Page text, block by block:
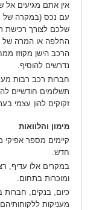
אין אתם מגיעים אל
עם נכס (במקרה של
שלכם לצורך רכישת
החלפה או המרה של
הרכב הישן מקוזז
נדרשים להוסיף.
חברות רכב רבות
תשלומים חודשיים
זקוקים להון עצמי
מימון והלוואות
קיימים מספר אפיקי
חדש.
במקרים אלו עדיף,
ומוכרות בתחום.
כיום, בנקים, חברות
מעניקות